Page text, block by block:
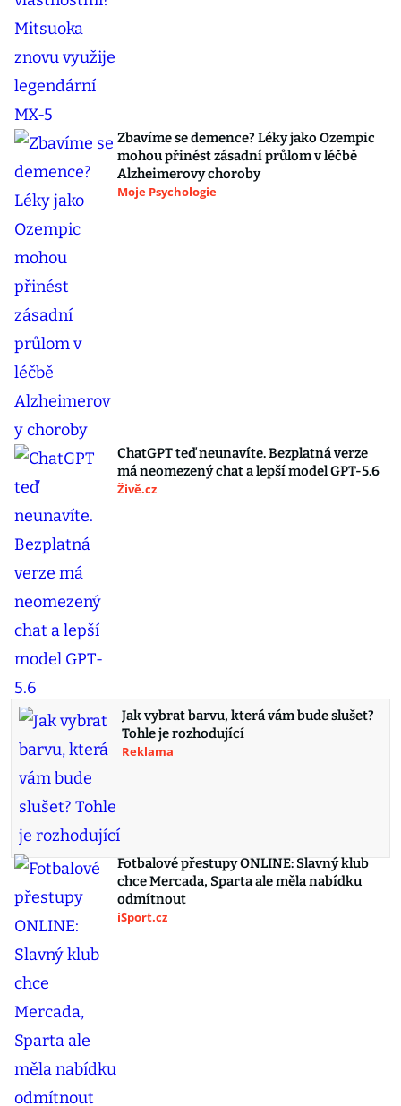
Zbavíme se demence? Léky jako Ozempic
mohou přinést zásadní průlom v léčbě
Alzheimerovy choroby
Moje Psychologie
ChatGPT teď neunavíte. Bezplatná verze
má neomezený chat a lepší model GPT-5.6
Živě.cz
Jak vybrat barvu, která vám bude slušet?
Tohle je rozhodující
Reklama
Fotbalové přestupy ONLINE: Slavný klub
chce Mercada, Sparta ale měla nabídku
odmítnout
iSport.cz